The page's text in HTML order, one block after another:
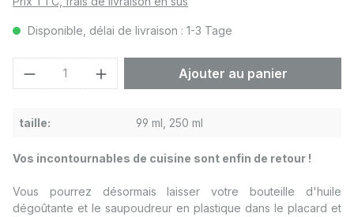
Vos incontournables de cuisine sont enfin de retour !
Vous pourrez désormais laisser votre bouteille d'huile
dégoûtante et le saupoudreur en plastique dans le placard et
Disponible, délai de livraison : 1-3 Tage
Quantité de produit : Entrez la
Ajouter au panier
taille: 99 ml, 250 ml